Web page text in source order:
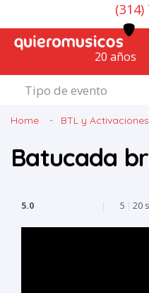
(314)
20 años
Tipo de evento
Home BTL y Activaciones
Batucada
5.0 | 5 | 20